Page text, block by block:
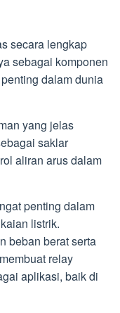
secara lengkap
sebagai komponen
dalam dunia
yang jelas
saklar
aliran arus dalam
penting dalam
listrik.
beban berat serta
relay
aplikasi, baik di